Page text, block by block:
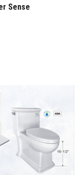
Sense